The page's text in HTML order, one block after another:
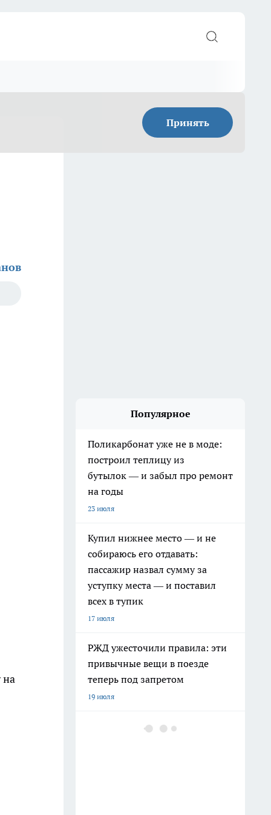
Принять
на
Популярное
Поликарбонат уже не в моде:
построил теплицу из
бутылок — и забыл про ремонт
на годы
23 июля
Купил нижнее место — и не
собираюсь его отдавать:
пассажир назвал сумму за
уступку места — и поставил
всех в тупик
17 июля
РЖД ужесточили правила: эти
привычные вещи в поезде
теперь под запретом
19 июля
Из зоны паводка эвакуировали